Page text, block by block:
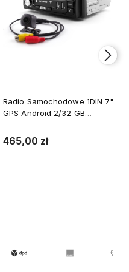
Radio Samochodowe 1DIN 7"
GPS Android 2/32 GB
WiFi
465,00 zł